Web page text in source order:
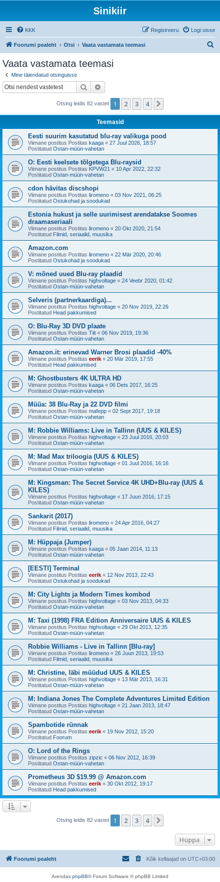
Sinikiir
KKK Logi sisse
Registreeru
Foorumi pealeht Otsi Vaata vastamata teemasi
Vaata vastamata teemasi
Mine täiendatud otsinguisse
Otsi
Otsing leidis 82 vastet 1 2 3 4
Teemasid
Eesti suurim kasutatud blu-ray valikuga pood
Viimane postitus Postitas kaaga « 27 Juul 2026, 18:57
Postitatud Ostan-müün-vahetan
O: Eesti keelsete tõlgetega Blu-raysid
Viimane postitus Postitas KPVW21 « 10 Apr 2022, 22:32
Postitatud Ostan-müün-vahetan
cdon hävitas discshopi
Viimane postitus Postitas liromeno « 03 Nov 2021, 06:25
Postitatud Ostukohad ja soodukad
Estonia hukust ja selle uurimisest arendatakse Soomes
draamaseriaali
Viimane postitus Postitas liromeno « 20 Okt 2020, 21:54
Postitatud Filmid, seriaalid, muusika
Amazon.com
Viimane postitus Postitas liromeno « 22 Mär 2020, 20:46
Postitatud Ostukohad ja soodukad
V: mõned uued Blu-ray plaadid
Viimane postitus Postitas highvoltage « 24 Veebr 2020, 01:42
Postitatud Ostan-müün-vahetan
Selveris (partnerkaardiga)...
Viimane postitus Postitas highvoltage « 20 Nov 2019, 22:26
Postitatud Head pakkumised
O: Blu-Ray 3D DVD plaate
Viimane postitus Postitas Tiit « 06 Nov 2019, 19:36
Postitatud Ostan-müün-vahetan
Amazon.it: erinevad Warner Brosi plaadid -40%
Viimane postitus Postitas eerik « 20 Mär 2019, 17:55
Postitatud Head pakkumised
M: Ghostbusters 4K ULTRA HD
Viimane postitus Postitas kaaga « 06 Dets 2017, 16:25
Postitatud Ostan-müün-vahetan
Müüa: 38 Blu-Ray ja 22 DVD filmi
Viimane postitus Postitas mafepp « 02 Sept 2017, 19:18
Postitatud Ostan-müün-vahetan
M: Robbie Williams: Live in Tallinn (UUS & KILES)
Viimane postitus Postitas highvoltage « 23 Juul 2016, 20:03
Postitatud Ostan-müün-vahetan
M: Mad Max triloogia (UUS & KILES)
Viimane postitus Postitas highvoltage « 01 Juul 2016, 16:16
Postitatud Ostan-müün-vahetan
M: Kingsman: The Secret Service 4K UHD+Blu-ray (UUS &
KILES)
Viimane postitus Postitas highvoltage « 17 Juun 2016, 17:15
Postitatud Ostan-müün-vahetan
Sankarit (2017)
Viimane postitus Postitas liromeno « 24 Apr 2016, 04:27
Postitatud Filmid, seriaalid, muusika
M: Hüppaja (Jumper)
Viimane postitus Postitas kaaga « 05 Jaan 2014, 11:13
Postitatud Ostan-müün-vahetan
[EESTI] Terminal
Viimane postitus Postitas eerik « 12 Nov 2013, 22:43
Postitatud Ostukohad ja soodukad
M: City Lights ja Modern Times kombod
Viimane postitus Postitas highvoltage « 03 Nov 2013, 04:33
Postitatud Ostan-müün-vahetan
M: Taxi (1998) FRA Edition Anniversaire UUS & KILES
Viimane postitus Postitas highvoltage « 29 Okt 2013, 12:35
Postitatud Ostan-müün-vahetan
Robbie Williams - Live in Tallinn [Blu-ray]
Viimane postitus Postitas liromeno « 26 Juun 2013, 19:53
Postitatud Filmid, seriaalid, muusika
M: Christine, läbi müüdud UUS & KILES
Viimane postitus Postitas highvoltage « 13 Mär 2013, 16:31
Postitatud Ostan-müün-vahetan
M: Indiana Jones The Complete Adventures Limited Edition
Viimane postitus Postitas highvoltage « 21 Jaan 2013, 18:47
Postitatud Ostan-müün-vahetan
Spambotide rünnak
Viimane postitus Postitas eerik « 19 Nov 2012, 15:20
Postitatud Foorum
O: Lord of the Rings
Viimane postitus Postitas zipzic « 06 Nov 2012, 16:39
Postitatud Ostan-müün-vahetan
Prometheus 3D $19.99 @ Amazon.com
Viimane postitus Postitas eerik « 30 Okt 2012, 19:17
Postitatud Head pakkumised
Otsing leidis 82 vastet 1 2 3 4
Hüppa
Foorumi pealeht Kõik kellaajad on UTC+03:00
Arendas phpBB® Forum Software © phpBB Limited